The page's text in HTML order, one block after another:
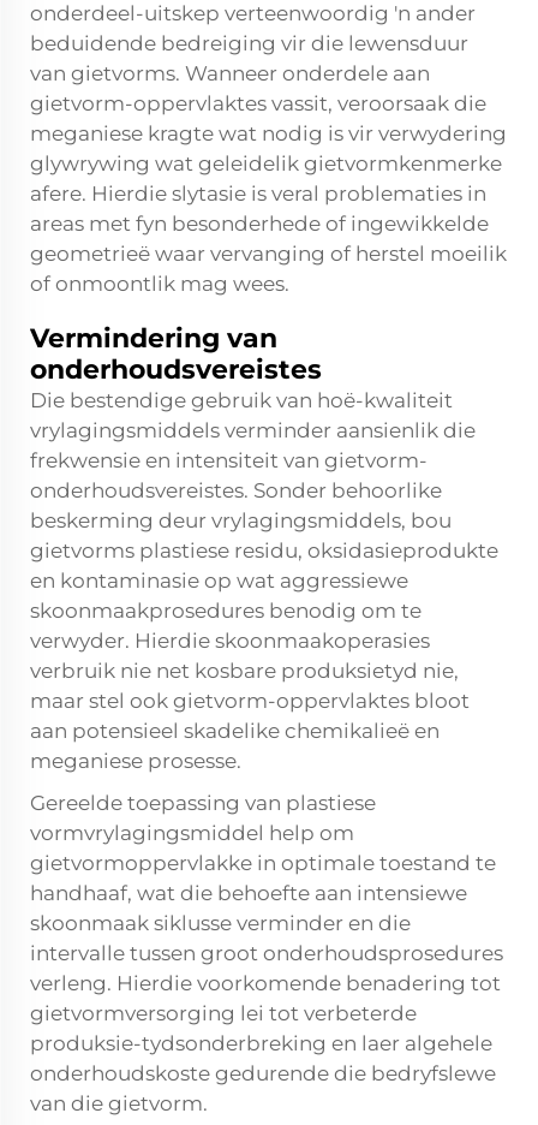
onderdeel-uitskep verteenwoordig 'n ander
beduidende bedreiging vir die lewensduur
van gietvorms. Wanneer onderdele aan
gietvorm-oppervlaktes vassit, veroorsaak die
meganiese kragte wat nodig is vir verwydering
glywrywing wat geleidelik gietvormkenmerke
afere. Hierdie slytasie is veral problematies in
areas met fyn besonderhede of ingewikkelde
geometrieë waar vervanging of herstel moeilik
of onmoontlik mag wees.
Vermindering van
onderhoudsvereistes
Die bestendige gebruik van hoë-kwaliteit
vrylagingsmiddels verminder aansienlik die
frekwensie en intensiteit van gietvorm-
onderhoudsvereistes. Sonder behoorlike
beskerming deur vrylagingsmiddels, bou
gietvorms plastiese residu, oksidasieprodukte
en kontaminasie op wat aggressiewe
skoonmaakprosedures benodig om te
verwyder. Hierdie skoonmaakoperasies
verbruik nie net kosbare produksietyd nie,
maar stel ook gietvorm-oppervlaktes bloot
aan potensieel skadelike chemikalieë en
meganiese prosesse.
Gereelde toepassing van plastiese
vormvrylagingsmiddel help om
gietvormoppervlakke in optimale toestand te
handhaaf, wat die behoefte aan intensiewe
skoonmaak siklusse verminder en die
intervalle tussen groot onderhoudsprosedures
verleng. Hierdie voorkomende benadering tot
gietvormversorging lei tot verbeterde
produksie-tydsonderbreking en laer algehele
onderhoudskoste gedurende die bedryfslewe
van die gietvorm.